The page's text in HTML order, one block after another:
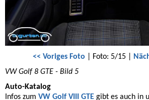
<< Voriges Foto | Foto: 5/15 |
VW Golf 8 GTE - Bild 5
Auto-Katalog
Infos zum VW Golf VIII GTE gibt es auch in